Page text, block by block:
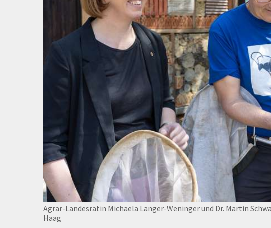
Agrar-Landesrätin Michaela Langer-Weninger und Dr. Martin
Haag